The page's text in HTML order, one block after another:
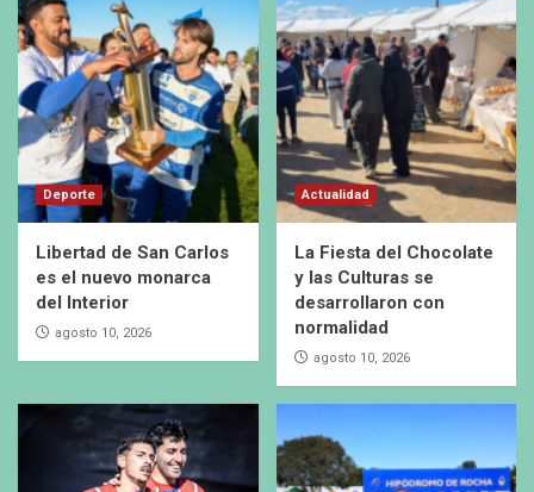
Deporte
Libertad de San Carlos
es el nuevo monarca
del Interior
agosto 10, 2026
Actualidad
La Fiesta del Chocolate
y las Culturas se
desarrollaron con
normalidad
agosto 10, 2026